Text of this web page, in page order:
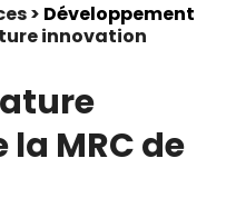
> Développement
innovation
MRC de